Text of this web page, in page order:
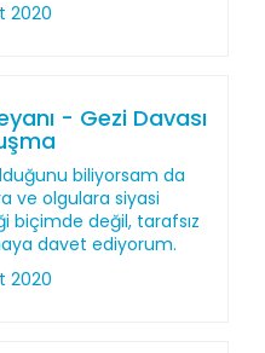
2020
- Gezi Davası
biliyorsam da
ve olgulara siyasi
biçimde değil, tarafsız
davet ediyorum.
2020